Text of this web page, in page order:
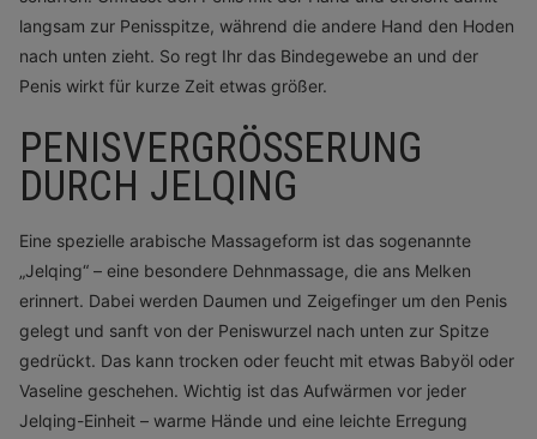
langsam zur Penisspitze, während die andere Hand den Hoden
nach unten zieht. So regt Ihr das Bindegewebe an und der
Penis wirkt für kurze Zeit etwas größer.
PENISVERGRÖSSERUNG D
URCH JELQING
Eine spezielle arabische Massageform ist das sogenannte
„Jelqing“ – eine besondere Dehnmassage, die ans Melken
erinnert. Dabei werden Daumen und Zeigefinger um den Penis
gelegt und sanft von der Peniswurzel nach unten zur Spitze
gedrückt. Das kann trocken oder feucht mit etwas Babyöl oder
Vaseline geschehen. Wichtig ist das Aufwärmen vor jeder
Jelqing-Einheit – warme Hände und eine leichte Erregung